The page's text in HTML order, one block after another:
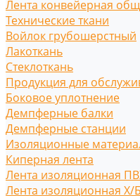
Лента конвейерная
Технические ткани
Войлок грубошерстный
Лакоткань
Стеклоткань
Продукция для
Боковое уплотнение
Демпферные балки
Демпферные станции
Изоляционные
Киперная лента
Лента изоляционная
Лента изоляционная Х/Б